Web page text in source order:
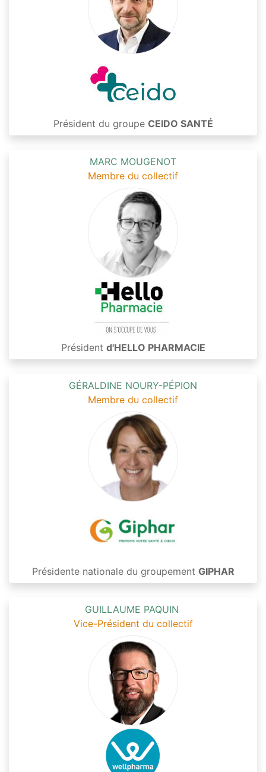
Président du groupe CEIDO SANTÉ
MARC MOUGENOT
Membre du collectif
Président d'HELLO PHARMACIE
GÉRALDINE NOURY-PÉPION
Membre du collectif
Présidente nationale du groupement GIPHAR
GUILLAUME PAQUIN
Vice-Président du collectif